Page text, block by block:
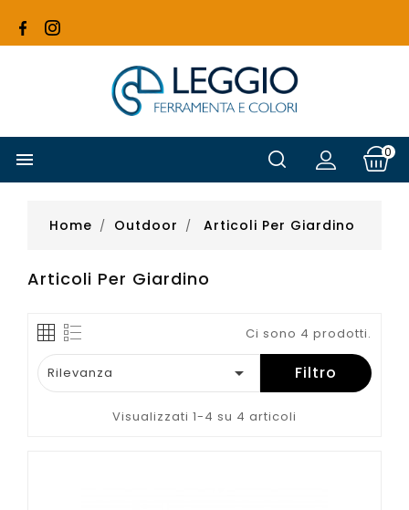
 0
Home Outdoor Articoli Per Giardino
Articoli Per Giardino
Ci sono 4 prodotti.
Rilevanza  Filtro
Visualizzati 1-4 su 4 articoli